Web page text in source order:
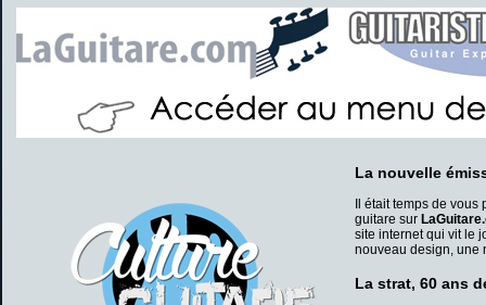
La nouvelle
Il était temps de
guitare sur
site internet qui vit le
nouveau design, une
La strat, 60 ans